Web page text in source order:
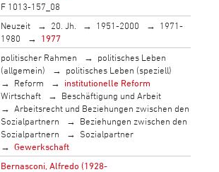
F 1013-157_08
Neuzeit 20. Jh. 1951-2000
1971-
1980
1977
politischer Rahmen
politisches Leben
(allgemein)
politisches Leben (speziell)
Reform
institutionelle Reform
Wirtschaft
Beschäftigung und Arbeit
Arbeitsrecht und Beziehungen zwischen den
Sozialpartnern
Beziehungen zwischen den
Sozialpartnern
Sozialpartner
Gewerkschaft
Bernasconi, Alfredo (1928-